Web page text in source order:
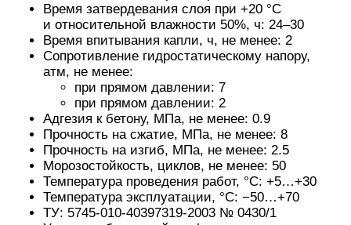
Время затвердевания слоя при +20 °С
и относительной влажности 50%, ч: 24–30
Вpeмя впитывaния кaпли, ч, нe мeнee: 2
Сопротивление гидростатическому напору,
атм, не менее:
при прямом давлении: 7
при прямом давлении: 2
Адгезия к бетону, МПа, не менее: 0.9
Прочность на сжатие, МПа, не менее: 8
Прочность на изгиб, МПа, не менее: 2.5
Морозостойкость, циклов, не менее: 50
Температура проведения работ, °С: +5…+30
Температура эксплуатации, °С: −50…+70
ТУ: 5745-010-40397319-2003 № 0430/1